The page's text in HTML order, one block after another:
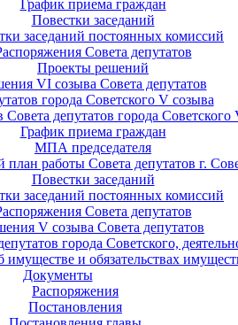
График приема граждан
Повестки заседаний
заседаний постоянных комиссий
Совета депутатов
Проекты решений
VI созыва Совета депутатов
города Советского V созыва
Совета депутатов города Советского
График приема граждан
МПА председателя
работы Совета депутатов г.
Повестки заседаний
заседаний постоянных комиссий
Совета депутатов
V созыва Совета депутатов
города Советского,
имуществе и обязательствах
Документы
Распоряжения
Постановления